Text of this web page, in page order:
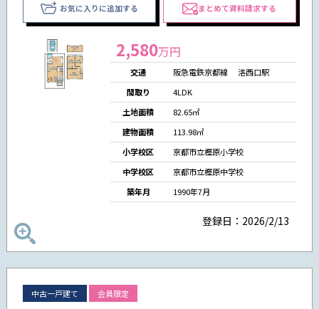
お気に入りに追加する まとめて資料請求する
2,580万円
交通
阪急電鉄京都線 洛西口駅
間取り
4LDK
土地面積
82.65㎡
建物面積
113.98㎡
小学校区
京都市立樫原小学校
中学校区
京都市立樫原中学校
築年月
1990年7月
登録日：2026/2/13
中古一戸建て 会員限定